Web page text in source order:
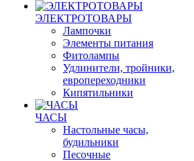
ЭЛЕКТРОТОВАРЫ
Лампочки
Элементы питания
Фитолампы
Удлинители, тройники,
европереходники
Кипятильники
ЧАСЫ
Настольные часы,
будильники
Песочные